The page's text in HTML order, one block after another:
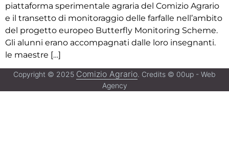
piattaforma sperimentale agraria del Comizio Agrario
e il transetto di monitoraggio delle farfalle nell’ambito
del progetto europeo Butterfly Monitoring Scheme.
Gli alunni erano accompagnati dalle loro insegnanti.
le maestre […]
Copyright © 2025 Comizio Agrario. Credits © 00up - Web
Agency